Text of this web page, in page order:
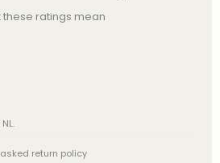
ratings mean
return policy